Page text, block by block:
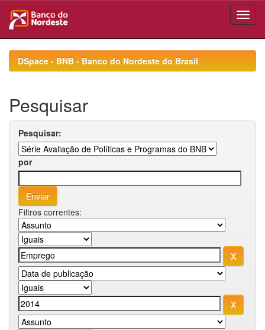
navigationDSpace - BNB - Banco do Nordeste do Brasil
Pesquisar
Pesquisar:
por
Filtros correntes: